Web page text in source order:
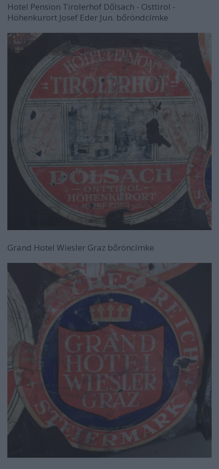
Hotel Pension Tirolerhof Dőlsach - Osttirol -
Höhenkurort Josef Eder Jun. bőröndcímke
Grand Hotel Wiesler Graz bőröncímke